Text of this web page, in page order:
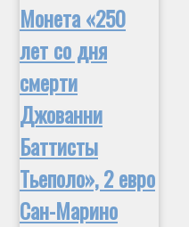
Монета «250
лет со дня
смерти
Джованни
Баттисты
Тьеполо», 2 евро
Сан-Марино